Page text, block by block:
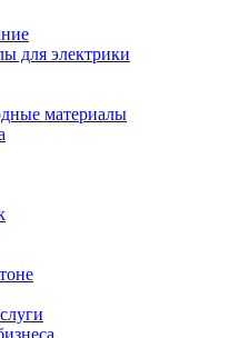
для электрики
материалы